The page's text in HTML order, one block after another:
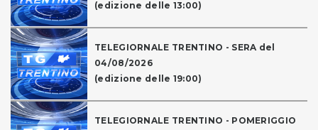
(edizione delle 13:00)
TELEGIORNALE TRENTINO - SERA del
04/08/2026
(edizione delle 19:00)
TELEGIORNALE TRENTINO - POMERIGGIO